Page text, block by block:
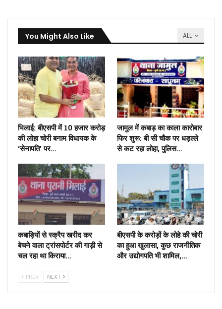
ALL
You Might Also Like
भिलाई: बीएसपी में 10 हजार करोड़
की लोहा चोरी बनाम विधायक के
‘सेनापति’ पर…
जामुल में कबाड़ का काला कारोबार
फिर शुरू: बी सी चौक पर धड़ल्ले
से कट रहा लोहा, पुलिस…
कबाड़ियों से स्क्रैप खरीद कर
बेचने वाला ट्रांसपोर्टर की गाड़ी से
चल रहा था किराया…
बीएसपी के करोड़ों के लोहे की चोरी
का हुआ खुलासा, कुछ राजनीतिक
और उद्योगपति भी शामिल,…
PREV NEXT